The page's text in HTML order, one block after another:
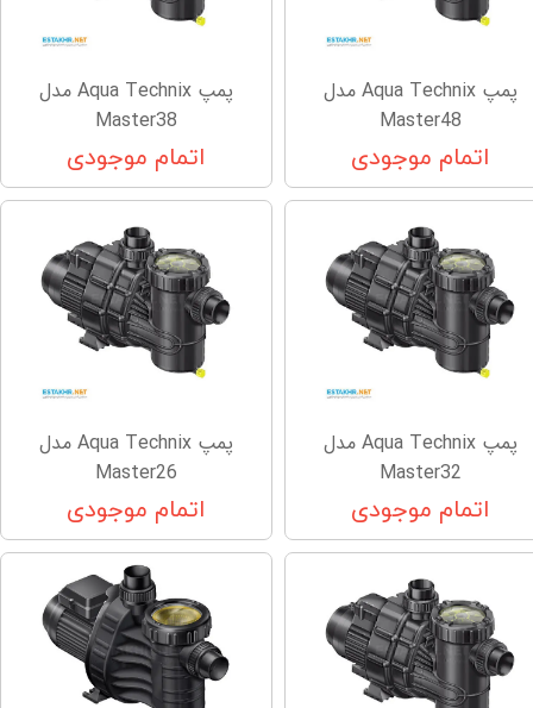
پمپ Aqua Technix مدل
Master48
اتمام موجودی
پمپ Aqua Technix مدل
Master38
اتمام موجودی
پمپ Aqua Technix مدل
Master32
اتمام موجودی
پمپ Aqua Technix مدل
Master26
اتمام موجودی